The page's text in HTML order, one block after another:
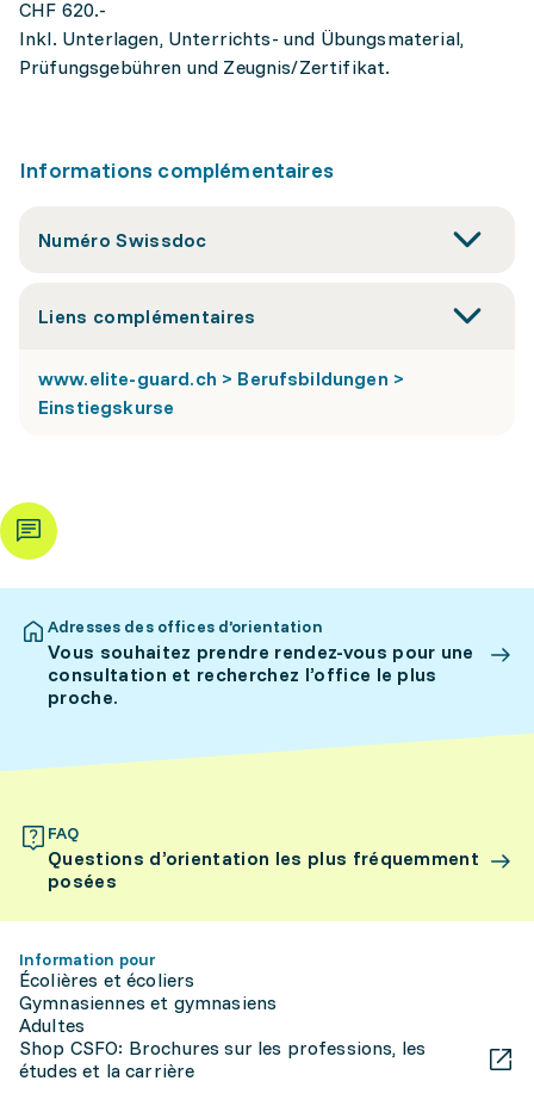
CHF 620.-
Inkl. Unterlagen, Unterrichts- und Übungsmaterial,
Prüfungsgebühren und Zeugnis/Zertifikat.
Informations complémentaires
Numéro Swissdoc
Liens complémentaires
www.elite-guard.ch > Berufsbildungen >
Einstiegskurse
Adresses des offices d’orientation
Vous souhaitez prendre rendez-vous pour une
consultation et recherchez l’office le plus
proche.
FAQ
Questions d’orientation les plus fréquemment
posées
Information pour
Écolières et écoliers
Gymnasiennes et gymnasiens
Adultes
Shop CSFO: Brochures sur les professions, les
études et la carrière